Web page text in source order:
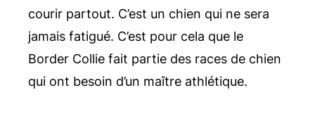
courir partout. C’est un chien qui ne sera
jamais fatigué. C’est pour cela que le
Border Collie fait partie des races de chien
qui ont besoin d’un maître athlétique.